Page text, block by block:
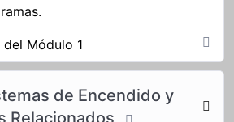
Módulo 1
de Encendido y
Relacionados